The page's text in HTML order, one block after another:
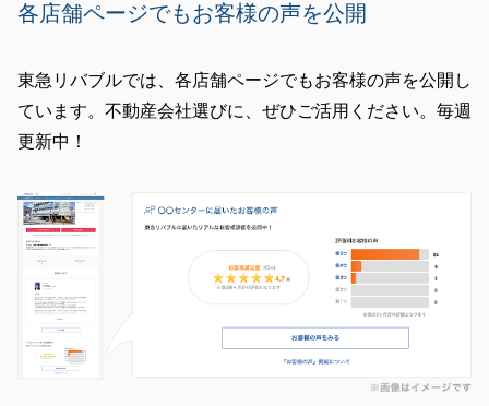
各店舗ページでもお客様の声を公開
東急リバブルでは、各店舗ページでもお客様の声を公開し
ています。不動産会社選びに、ぜひご活用ください。毎週
更新中！